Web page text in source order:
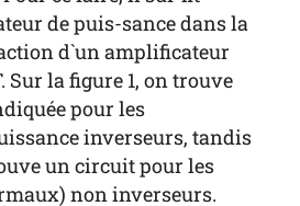
de puis-sance dans la
d`un amplificateur
Sur la figure 1, on trouve
pour les
inverseurs, tandis
un circuit pour les
non inverseurs.